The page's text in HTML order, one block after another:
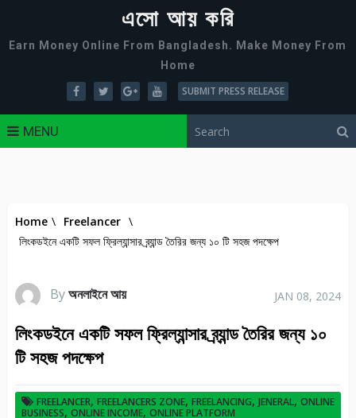
এসো আয় করি
Earn Money Online From Bangladesh. Make Money From
Home
SUBMIT PRESS RELEASE
MENU
Home \ Freelancer \
লিংকডইনে একটি সফল ফ্রিল্যান্সার ব্র্যান্ড তৈরির জন্য ১০ টি সহজ পদক্ষেপ
Byঅনলাইনে আয় JAN 08, 2024
লিংকডইনে একটি সফল ফ্রিল্যান্সার ব্র্যান্ড তৈরির জন্য ১০
টি সহজ পদক্ষেপ
FREELANCER, FREELANCERS ZONE, FREELANCING, JENERAL, ONLINE
BUSINESS, ONLINE INCOME, ONLINE PLATFORM